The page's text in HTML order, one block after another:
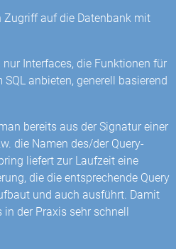
Zugriff auf die Datenbank mit
Interfaces, die Funktionen für
anbieten, generell basierend
bereits aus der Signatur einer
die Namen des/der Query-
liefert zur Laufzeit eine
die die entsprechende Query
und auch ausführt. Damit
in der Praxis sehr schnell